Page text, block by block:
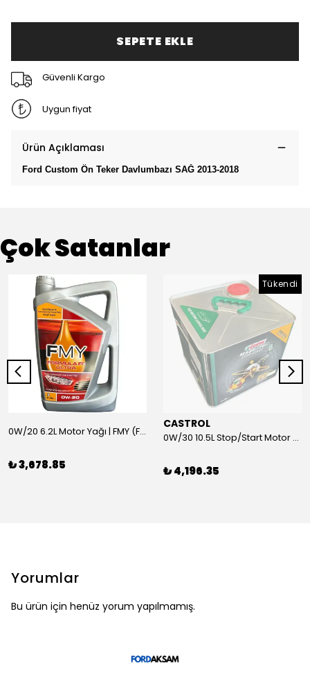
SEPETE EKLE
Güvenli Kargo
Uygun fiyat
Ürün Açıklaması
Ford Custom Ön Teker Davlumbazı SAĞ 2013-2018
Çok Satanlar
0W/20 6.2L Motor Yağı | FMY (Ford Motor Yağları)
₺ 3,678.85
Tükendi
CASTROL
0W/30 10.5L Stop/Start Motor Yağı | CASTROL
₺ 4,196.35
Yorumlar
Bu ürün için henüz yorum yapılmamış.